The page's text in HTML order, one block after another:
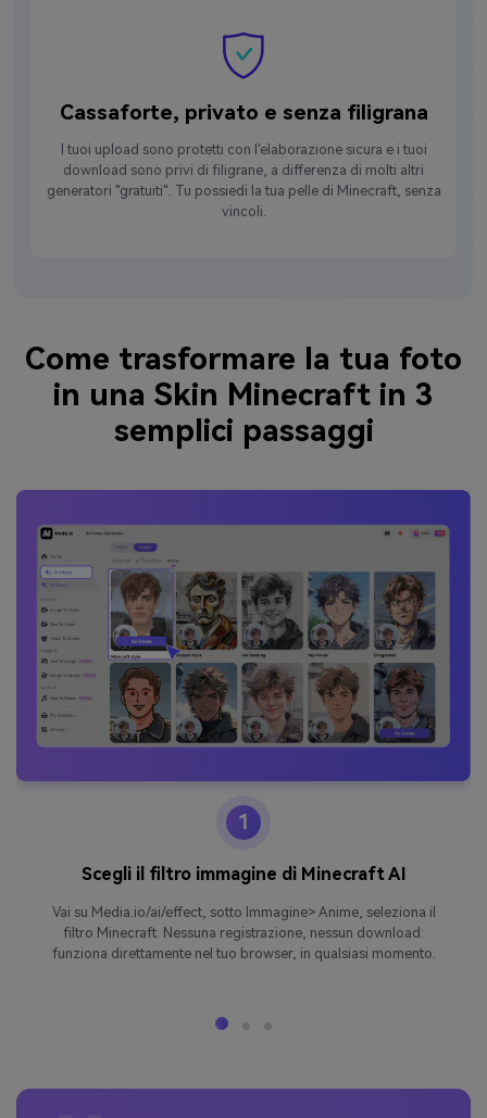
Cassaforte, privato e senza filigrana
I tuoi upload sono protetti con l'elaborazione sicura e i tuoi
download sono privi di filigrane, a differenza di molti altri
generatori "gratuiti". Tu possiedi la tua pelle di Minecraft, senza
vincoli.
Come trasformare la tua foto
in una Skin Minecraft in 3
semplici passaggi
1
Scegli il filtro immagine di Minecraft AI
Vai su Media.io/ai/effect, sotto Immagine> Anime, seleziona il
filtro Minecraft. Nessuna registrazione, nessun download:
funziona direttamente nel tuo browser, in qualsiasi momento.